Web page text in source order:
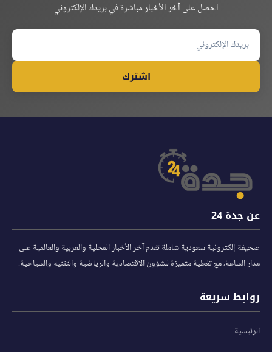
احصل على آخر الأخبار مباشرة في بريدك الإلكتروني
اشترك
عن جدة 24
صحيفة إلكترونية سعودية شاملة تقدم آخر الأخبار المحلية والعربية والعالمية على
مدار الساعة، مع تغطية متميزة للشؤون الاقتصادية والرياضية والتقنية والسياحية.
روابط سريعة
الرئيسية